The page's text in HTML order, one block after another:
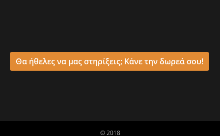
Θα ήθελες να μας στηρίξεις; Κάνε την δωρεά σου!
© 2018